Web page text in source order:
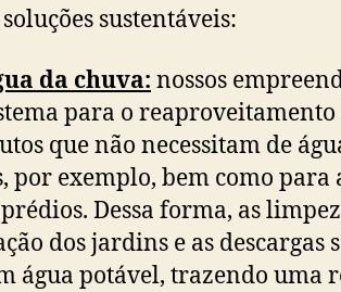
sustentáveis:
da chuva: nossos
para o reaproveitamento
que não necessitam de
por exemplo, bem como para
Dessa forma, as
dos jardins e as descargas
água potável, trazendo uma